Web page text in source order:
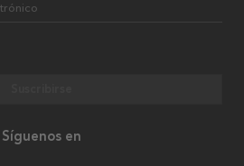
Síguenos en